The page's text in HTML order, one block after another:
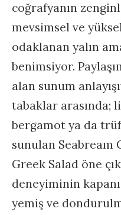
coğrafyanın
mevsimsel ve
odaklanan yalın
benimsiyor.
alan sunum
tabaklar arasında;
bergamot ya da
sunulan Seabream
Greek Salad öne
deneyiminin
yemiş ve